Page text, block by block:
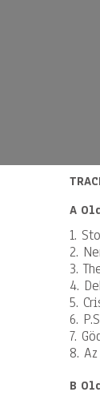
A
1.
2.
3.
4.
5.
6.
7.
8.
B